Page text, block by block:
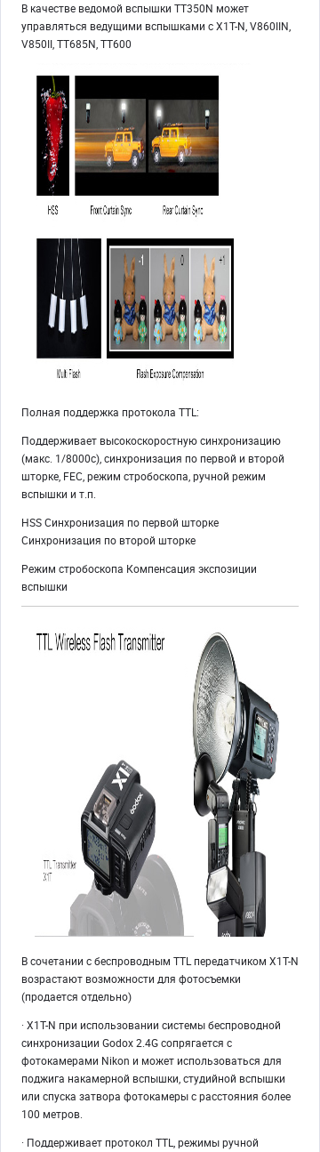
В качестве ведомой вспышки TT350N может
управляться ведущими вспышками с X1T-N, V860IIN,
V850II, TT685N, TT600
Полная поддержка протокола TTL:
Поддерживает высокоскоростную синхронизацию
(макс. 1/8000с), синхронизация по первой и второй
шторке, FEC, режим стробоскопа, ручной режим
вспышки и т.п.
HSS Синхронизация по первой шторке
Синхронизация по второй шторке
Режим стробоскопа Компенсация экспозиции
вспышки
В сочетании с беспроводным TTL передатчиком X1T-N
возрастают возможности для фотосъемки
(продается отдельно)
· X1T-N при использовании системы беспроводной
синхронизации Godox 2.4G сопрягается с
фотокамерами Nikon и может использоваться для
поджига накамерной вспышки, студийной вспышки
или спуска затвора фотокамеры с расстояния более
100 метров.
· Поддерживает протокол TTL, режимы ручной